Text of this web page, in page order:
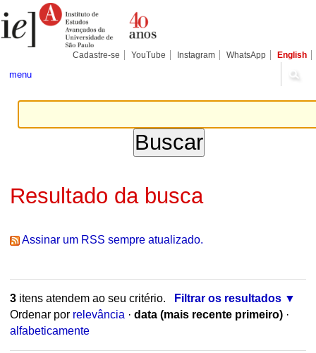
para
conteúdo.
Pessoais
Cadastre-se YouTube Instagram WhatsApp English
menu
Resultado da busca
Assinar um RSS sempre atualizado.
3itens atendem ao seu critério.
Filtrar os resultados
Ordenar por relevância · data (mais recente primeiro) ·
alfabeticamente